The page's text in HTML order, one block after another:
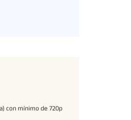
con mínimo de 720p